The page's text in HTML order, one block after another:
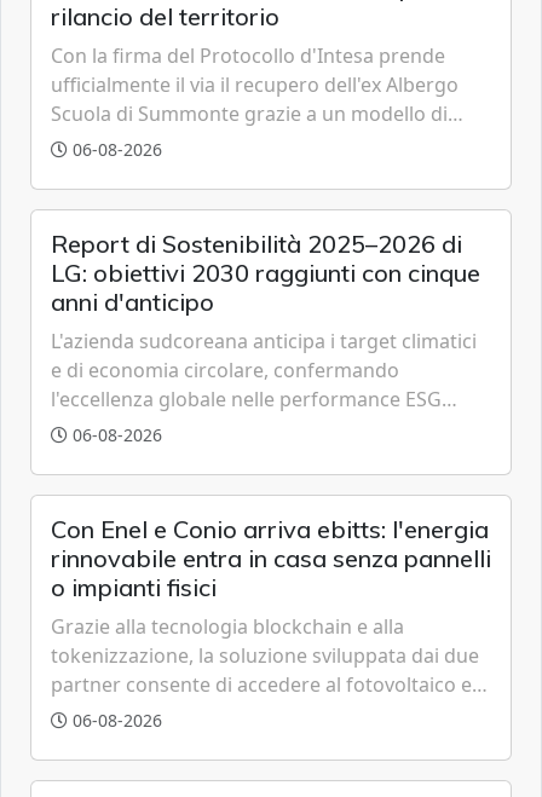
rilancio del territorio
Con la firma del Protocollo d'Intesa prende
ufficialmente il via il recupero dell'ex Albergo
Scuola di Summonte grazie a un modello di
partenariato pubblico-privato e a una rete di
06-08-2026
Report di Sostenibilità 2025–2026 di
LG: obiettivi 2030 raggiunti con cinque
anni d'anticipo
L'azienda sudcoreana anticipa i target climatici
e di economia circolare, confermando
l'eccellenza globale nelle performance ESG
grazie a innovazione, accessibilità e governance
06-08-2026
Con Enel e Conio arriva ebitts: l'energia
rinnovabile entra in casa senza pannelli
o impianti fisici
Grazie alla tecnologia blockchain e alla
tokenizzazione, la soluzione sviluppata dai due
partner consente di accedere al fotovoltaico e
all'eolico ottenendo risparmi diretti in bolletta,
06-08-2026